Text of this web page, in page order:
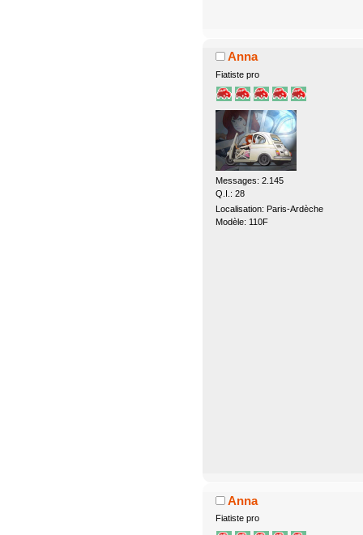
Anna
Fiatiste pro
Messages: 2.145
Q.I.: 28
Localisation: Paris-Ardèche
Modèle: 110F
Anna
Fiatiste pro